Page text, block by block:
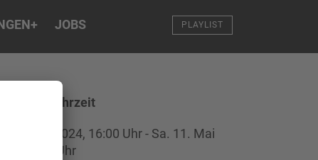
+ JOBS PLAYLIST
und Uhrzeit
11. Mai 2024, 16:00 Uhr - Sa. 11. Mai
16:00 Uhr